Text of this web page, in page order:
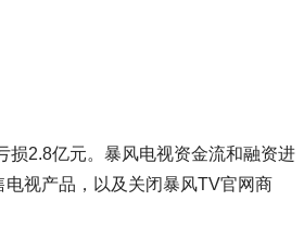
损2.8亿元。暴风电视资金流和融资进
视产品，以及关闭暴风TV官网商